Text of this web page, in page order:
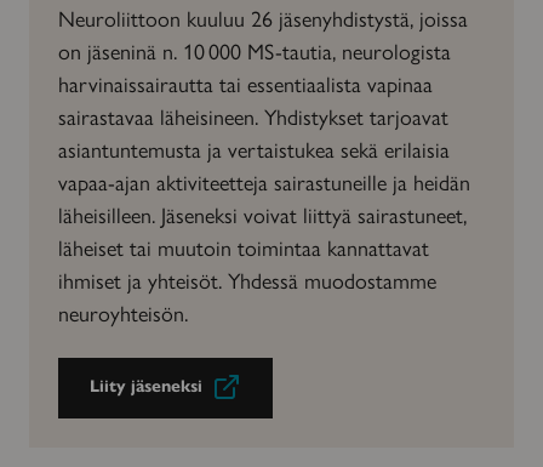
Neuroliittoon kuuluu 26 jäsenyhdistystä, joissa
on jäseninä n. 10 000 MS-tautia, neurologista
harvinaissairautta tai essentiaalista vapinaa
sairastavaa läheisineen. Yhdistykset tarjoavat
asiantuntemusta ja vertaistukea sekä erilaisia
vapaa-ajan aktiviteetteja sairastuneille ja heidän
läheisilleen. Jäseneksi voivat liittyä sairastuneet,
läheiset tai muutoin toimintaa kannattavat
ihmiset ja yhteisöt. Yhdessä muodostamme
neuroyhteisön.
Liity jäseneksi